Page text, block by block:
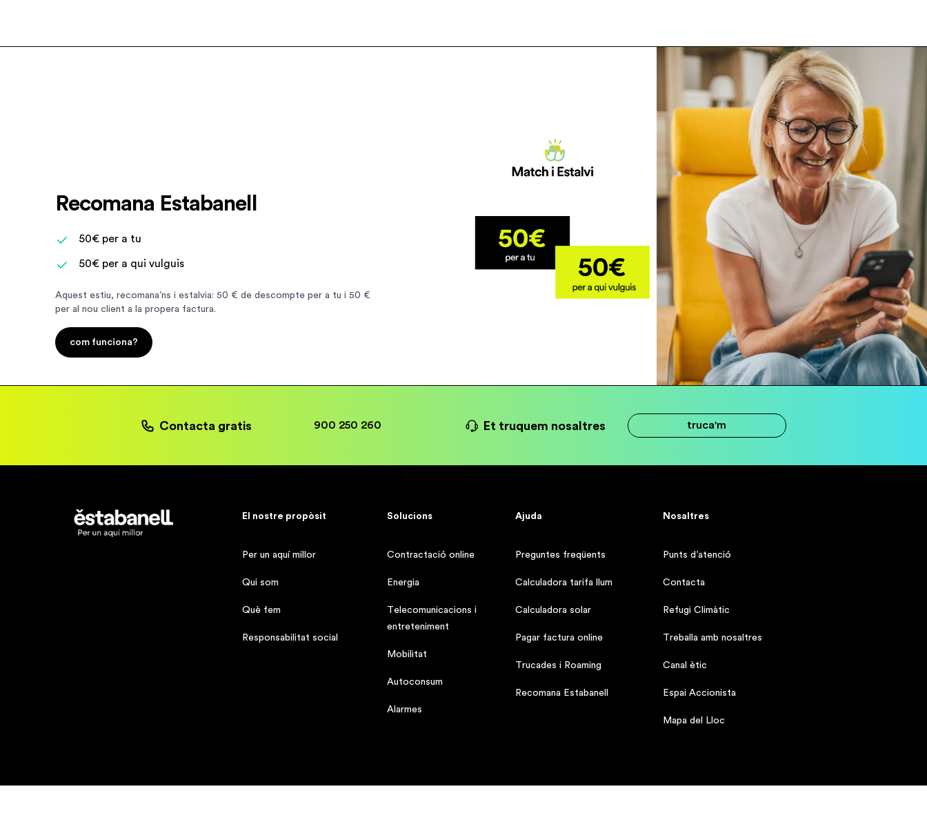
Recomana Estabanell
50€ per a tu
50€ per a qui vulguis
Aquest estiu, recomana’ns i estalvia: 50 € de descompte per a tu i 50 €
per al nou client a la propera factura.
com funciona?
Contacta gratis 900 250 260 Et truquem nosaltres truca'm
Estabanell El nostre propòsit
Per un aquí millor
Qui som
Què fem
Responsabilitat social
Solucions
Contractació online
Energia
Telecomunicacions i
entreteniment
Mobilitat
Autoconsum
Alarmes
Ajuda
Preguntes freqüents
Calculadora tarifa llum
Calculadora solar
Pagar factura online
Trucades i Roaming
Recomana Estabanell
Nosaltres
Punts d’atenció
Contacta
Refugi Climàtic
Treballa amb nosaltres
Canal ètic
Espai Accionista
Mapa del Lloc